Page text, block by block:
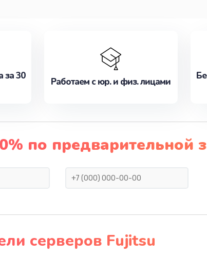
за 30
Работаем с юр. и физ. лицами
по предварительной
серверов Fujitsu